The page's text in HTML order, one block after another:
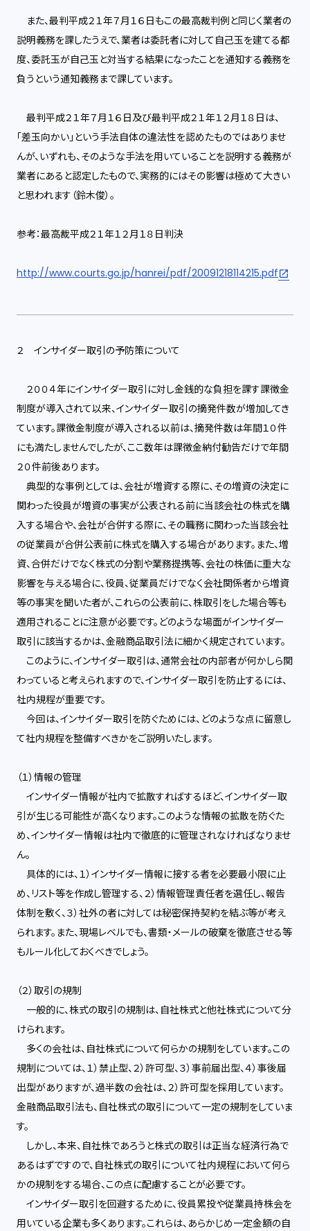
また、最判平成２１年７月１６日もこの最高裁判例と同じく業者の
説明義務を課したうえで、業者は委託者に対して自己玉を建てる都
度、委託玉が自己玉と対当する結果になったことを通知する義務を
負うという通知義務まで課しています。
最判平成２１年７月１６日及び最判平成２１年１２月１８日は、
「差玉向かい」という手法自体の違法性を認めたものではありませ
んが、いずれも、そのような手法を用いていることを説明する義務が
業者にあると認定したもので、実務的にはその影響は極めて大きい
と思われます（鈴木俊）。
参考：最高裁平成２１年１２月１８日判決
http://www.courts.go.jp/hanrei/pdf/20091218114215.pdf
２ インサイダー取引の予防策について
２００４年にインサイダー取引に対し金銭的な負担を課す課徴金
制度が導入されて以来、インサイダー取引の摘発件数が増加してき
ています。課徴金制度が導入される以前は、摘発件数は年間１０件
にも満たしませんでしたが、ここ数年は課徴金納付勧告だけで年間
２０件前後あります。
典型的な事例としては、会社が増資する際に、その増資の決定に
関わった役員が増資の事実が公表される前に当該会社の株式を購
入する場合や、会社が合併する際に、その職務に関わった当該会社
の従業員が合併公表前に株式を購入する場合があります。また、増
資、合併だけでなく株式の分割や業務提携等、会社の株価に重大な
影響を与える場合に、役員、従業員だけでなく会社関係者から増資
等の事実を聞いた者が、これらの公表前に、株取引をした場合等も
適用されることに注意が必要です。どのような場面がインサイダー
取引に該当するかは、金融商品取引法に細かく規定されています。
このように、インサイダー取引は、通常会社の内部者が何かしら関
わっていると考えられますので、インサイダー取引を防止するには、
社内規程が重要です。
今回は、インサイダー取引を防ぐためには、どのような点に留意し
て社内規程を整備すべきかをご説明いたします。
（１）情報の管理
インサイダー情報が社内で拡散すればするほど、インサイダー取
引が生じる可能性が高くなります。このような情報の拡散を防ぐた
め、インサイダー情報は社内で徹底的に管理されなければなりませ
ん。
具体的には、１）インサイダー情報に接する者を必要最小限に止
め、リスト等を作成し管理する、２）情報管理責任者を選任し、報告
体制を敷く、３）社外の者に対しては秘密保持契約を結ぶ等が考え
られます。また、現場レベルでも、書類・メールの破棄を徹底させる等
もルール化しておくべきでしょう。
（２）取引の規制
一般的に、株式の取引の規制は、自社株式と他社株式について分
けられます。
多くの会社は、自社株式について何らかの規制をしています。この
規制については、１）禁止型、２）許可型、３）事前届出型、４）事後届
出型がありますが、過半数の会社は、２）許可型を採用しています。
金融商品取引法も、自社株式の取引について一定の規制をしていま
す。
しかし、本来、自社株であろうと株式の取引は正当な経済行為で
あるはずですので、自社株式の取引について社内規程において何ら
かの規制をする場合、この点に配慮することが必要です。
インサイダー取引を回避するために、役員累投や従業員持株会を
用いている企業も多くあります。これらは、あらかじめ一定金額の自